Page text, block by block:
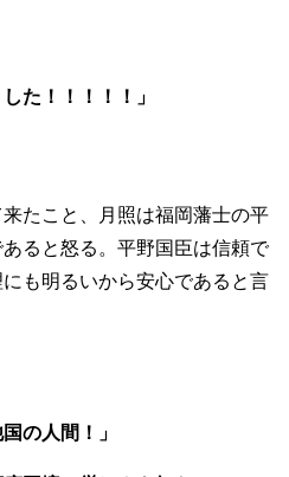
た！！！！！」
たこと、月照は福岡藩士の平
ると怒る。平野国臣は信頼で
も明るいから安心であると言
の人間！」